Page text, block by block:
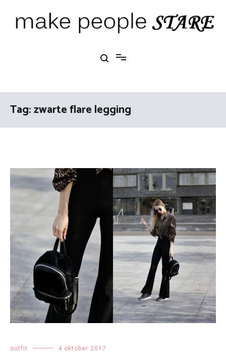
Tag:zwarte flare legging
outfit 4 oktober 2017